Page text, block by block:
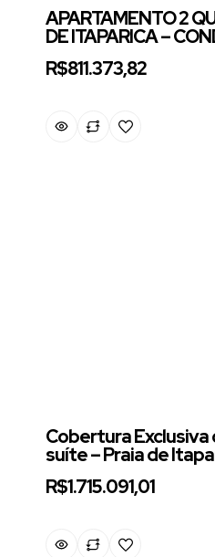
APARTAMENTO 2
DE ITAPARICA –
R$811.373,82
Cobertura Exclusiva
suíte – Praia de
R$1.715.091,01